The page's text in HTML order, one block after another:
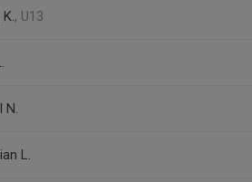
, U13
N.
L.